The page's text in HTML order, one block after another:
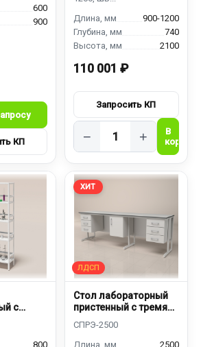
600
900
900-1200
740
2100
110 001 ₽
− +
с
800
ХИТ
Стол лабораторный
пристенный с тремя
2500